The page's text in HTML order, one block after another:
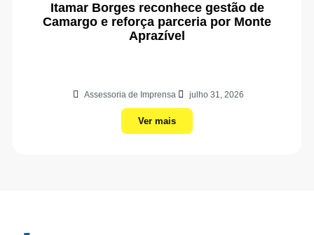
Itamar Borges reconhece gestão de
Camargo e reforça parceria por Monte
Aprazível
Assessoria de Imprensa julho 31, 2026
Ver mais